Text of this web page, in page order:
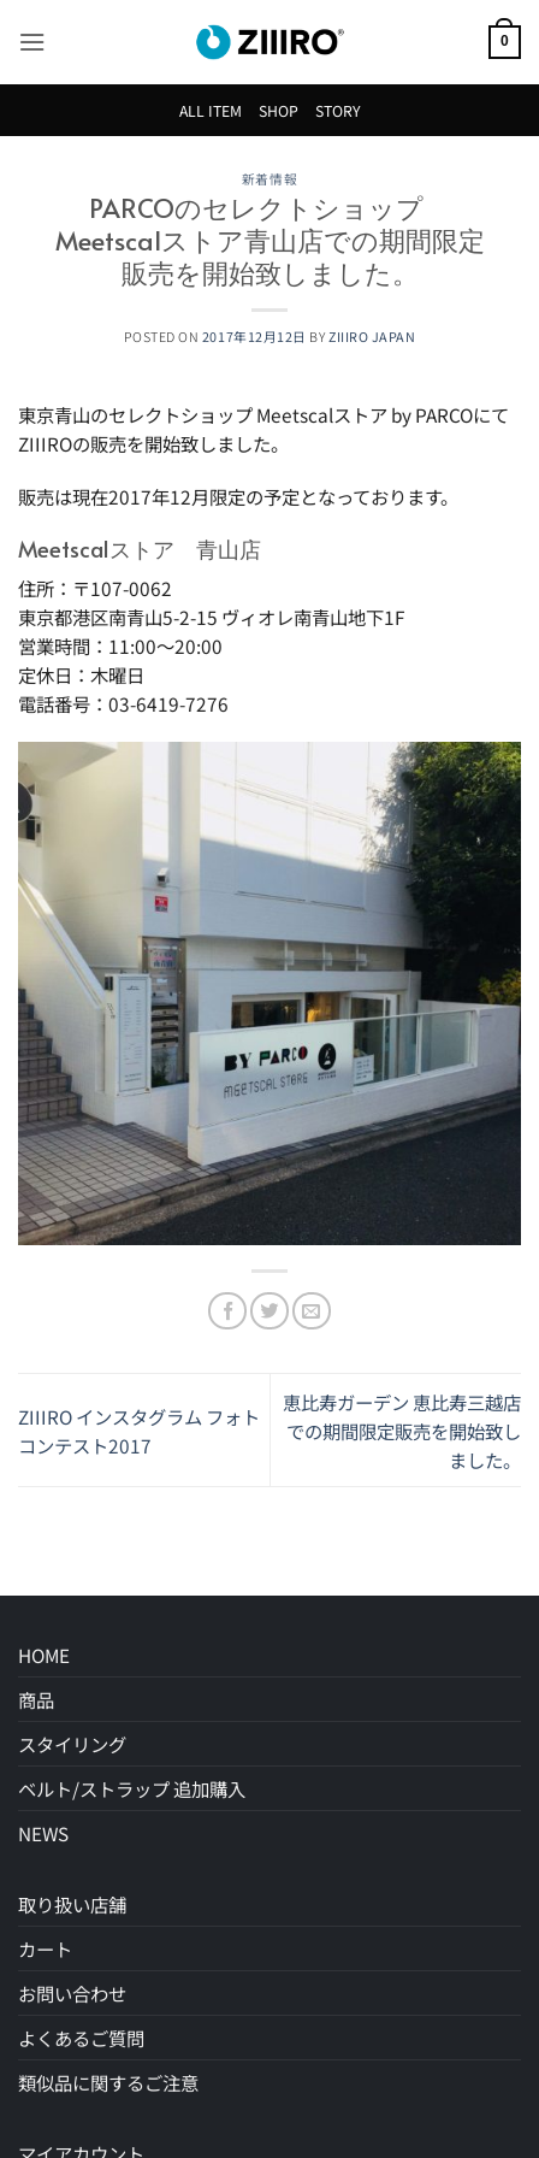
0
ALL ITEM SHOP STORY
新着情報
PARCOのセレクトショップ
Meetscalストア青山店での期間限定
販売を開始致しました。
POSTED ON 2017年12月12日 BYZIIIRO JAPAN
東京青山のセレクトショップ Meetscalストア by PARCOにて
ZIIIROの販売を開始致しました。
販売は現在2017年12月限定の予定となっております。
Meetscalストア 青山店
住所：〒107-0062
東京都港区南青山5-2-15 ヴィオレ南青山地下1F
営業時間：11:00～20:00
定休日：木曜日
電話番号：03-6419-7276
ZIIIRO インスタグラム フォト
コンテスト2017
恵比寿ガーデン 恵比寿三越店
での期間限定販売を開始致し
ました。
HOME
商品
スタイリング
ベルト/ストラップ 追加購入
NEWS
取り扱い店舗
カート
お問い合わせ
よくあるご質問
類似品に関するご注意